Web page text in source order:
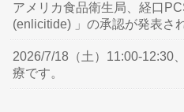
アメリカ食品衛生局、経口
(enlicitide) 」の承認が発表さ
2026/7/18（土）11:00-12:30
療です。